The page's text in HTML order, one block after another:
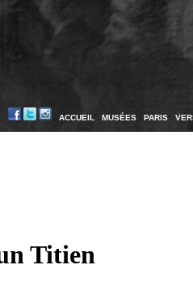
ACCUEIL MUSÉES PARIS
Titien